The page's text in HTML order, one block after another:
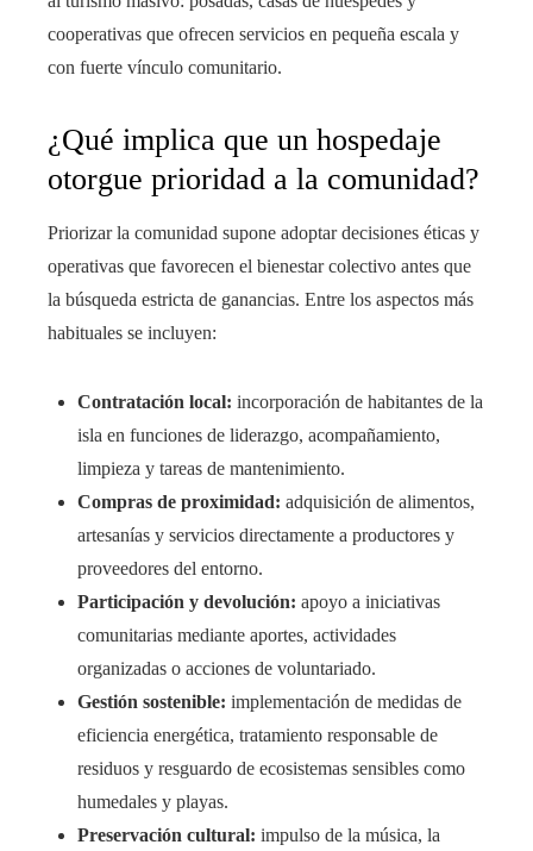
cooperativas que ofrecen servicios en pequeña escala y
con fuerte vínculo comunitario.
¿Qué implica que un hospedaje
otorgue prioridad a la comunidad?
Priorizar la comunidad supone adoptar decisiones éticas y
operativas que favorecen el bienestar colectivo antes que
la búsqueda estricta de ganancias. Entre los aspectos más
habituales se incluyen:
Contratación local: incorporación de habitantes de la
isla en funciones de liderazgo, acompañamiento,
limpieza y tareas de mantenimiento.
Compras de proximidad: adquisición de alimentos,
artesanías y servicios directamente a productores y
proveedores del entorno.
Participación y devolución: apoyo a iniciativas
comunitarias mediante aportes, actividades
organizadas o acciones de voluntariado.
Gestión sostenible: implementación de medidas de
eficiencia energética, tratamiento responsable de
residuos y resguardo de ecosistemas sensibles como
humedales y playas.
Preservación cultural: impulso de la música, la